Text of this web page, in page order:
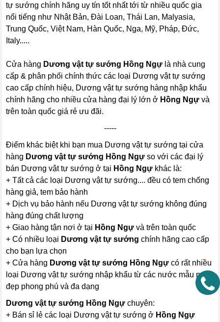
tự sướng chính hãng uy tín tốt nhất tới từ nhiều quốc gia
nổi tiếng như Nhật Bản, Đài Loan, Thái Lan, Malyasia,
Trung Quốc, Việt Nam, Hàn Quốc, Nga, Mỹ, Pháp, Đức,
Italy.....
Cửa hàng Dương vật tự sướng Hồng Ngự là nhà cung
cấp & phân phối chính thức các loại Dương vật tự sướng
cao cấp chính hiệu, Dương vật tự sướng hàng nhập khẩu
chính hãng cho nhiều cửa hàng đại lý lớn ở Hồng Ngự và
trên toàn quốc giá rẻ ưu đãi.
-----
Điểm khác biệt khi bạn mua Dương vật tự sướng tại cửa
hàng Dương vật tự sướng Hồng Ngự so với các đại lý
bán Dương vật tự sướng ở tại Hồng Ngự khác là:
+ Tất cả các loại Dương vật tự sướng.... đều có tem chống
hàng giả, tem bảo hành
+ Dịch vụ bảo hành nếu Dương vật tự sướng không đúng
hàng đúng chất lượng
+ Giao hàng tận nơi ở tại Hồng Ngự và trên toàn quốc
+ Có nhiều loại Dương vật tự sướng chính hãng cao cấp
cho bạn lựa chọn
+ Cửa hàng Dương vật tự sướng Hồng Ngự có rất nhiều
loại Dương vật tự sướng nhập khẩu từ các nước mẫu mã
đẹp phong phú và đa dạng
Dương vật tự sướng Hồng Ngựchuyên:
+ Bán sỉ lẻ các loại Dương vật tự sướng ở Hồng Ngự